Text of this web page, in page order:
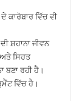
ਵਿੱਚ ਵੀ
ਸ਼ਹਾਨਾ ਜੀਵਨ
ਸਿਹਤ
ਬਣਾ ਰਹੀ ਹੈ।
ਵਿੱਚ ਹੈ।